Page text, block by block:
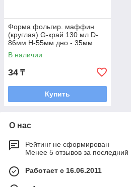
Форма фольгир. маффин
(круглая) G-край 130 мл D-
86мм H-55мм дно - 35мм
100шт/упак 2000шт/кор
В наличии
34 ₸
Купить
О нас
Рейтинг не сформирован
Менее 5 отзывов за последний
Работает с 16.06.2011